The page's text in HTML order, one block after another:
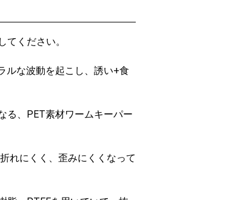
ください。
ルな波動を起こし、誘い+食
る、PET素材ワームキーパー
れにくく、歪みにくくなって